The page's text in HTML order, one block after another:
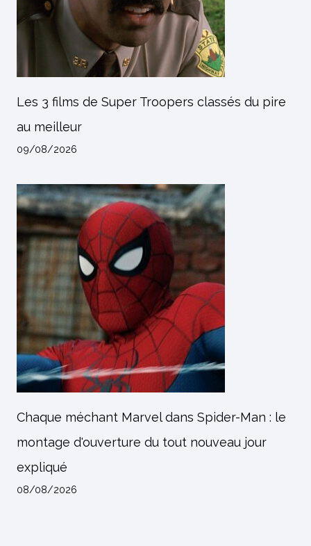
Les 3 films de Super Troopers classés du pire
au meilleur
09/08/2026
Chaque méchant Marvel dans Spider-Man : le
montage d'ouverture du tout nouveau jour
expliqué
08/08/2026